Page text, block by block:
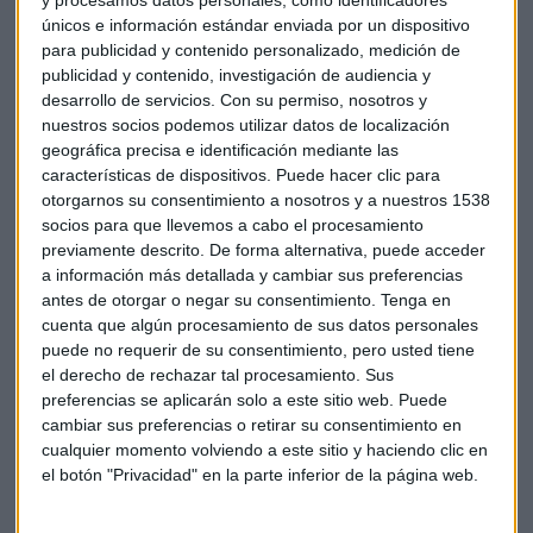
únicos e información estándar enviada por un dispositivo
para publicidad y contenido personalizado, medición de
publicidad y contenido, investigación de audiencia y
desarrollo de servicios. Con su permiso, nosotros y
nuestros socios podemos utilizar datos de localización
geográfica precisa e identificación mediante las
características de dispositivos. Puede hacer clic para
otorgarnos su consentimiento a nosotros y a nuestros 1538
socios para que llevemos a cabo el procesamiento
previamente descrito. De forma alternativa, puede acceder
a información más detallada y cambiar sus preferencias
antes de otorgar o negar su consentimiento. Tenga en
cuenta que algún procesamiento de sus datos personales
puede no requerir de su consentimiento, pero usted tiene
el derecho de rechazar tal procesamiento. Sus
preferencias se aplicarán solo a este sitio web. Puede
cambiar sus preferencias o retirar su consentimiento en
cualquier momento volviendo a este sitio y haciendo clic en
el botón "Privacidad" en la parte inferior de la página web.
pantalla.
El boom de los Pixel recuerda al vivido el mes pasado con las
reservas del iPhone 7, que en apenas unas horas la fecha
estimada de entrega pasó de 1 a 4 semanas.
En un comunicado, Google ha manifestado su sorpresa por
la acogida de los nuevos teléfonos y ha asegurado que está
trabajando para reponer su inventario tan pronto como sea
posible.
De hecho, la compañía ha lanzado un soporte técnico para
atender a todos los usuarios y explicarles que la gran oleada
de pedidos acumula hasta tres semanas de retraso. Sin
embargo, la Google Store no proporciona mucha más
información. Los servicios de atención se limitan a explicar
a los clientes que recibirán sus pedidos antes de la fecha